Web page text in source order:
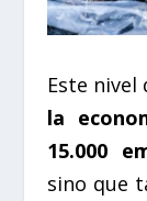
Este
la
15.000
sino que